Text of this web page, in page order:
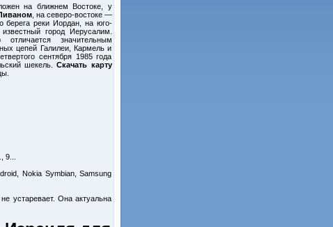
на ближнем Востоке, у
, на северо-востоке —
берега реки Иордан, на юго-
город Иерусалим.
значительным
цепей Галилеи, Кармель и
сентября 1985 года
шекель.Скачать карту
Nokia Symbian, Samsung
устаревает. Она актуальна